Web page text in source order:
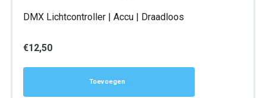
DMX Lichtcontroller | Accu | Draadloos
€12,50
Toevoegen